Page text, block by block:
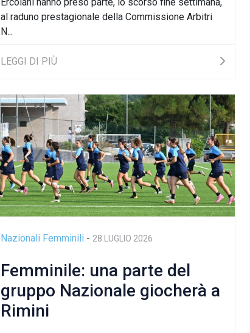
al raduno prestagionale della Commissione Arbitri
N...
LEGGI DI PIÙ
Nazionali Femminili - 28 LUGLIO 2026
Femminile: una parte del
gruppo Nazionale giocherà a
Rimini